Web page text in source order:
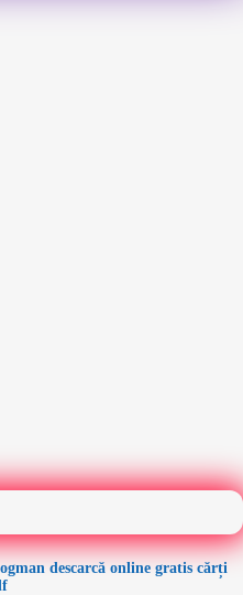
descarcă online gratis cărți